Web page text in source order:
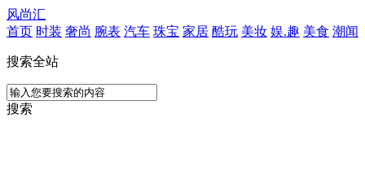
风尚汇
首页 时装 奢尚 腕表 汽车 珠宝 家居 酷玩 美妆 娱.趣 美食 潮闻
搜索全站
搜索